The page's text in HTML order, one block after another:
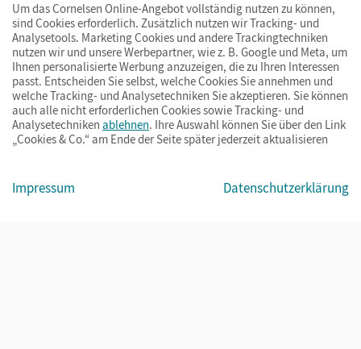
Ihre Vorteile bei uns
Zahlung und Versand
Um das Cornelsen Online-Angebot vollständig nutzen zu können,
sind Cookies erforderlich. Zusätzlich nutzen wir Tracking- und
Analysetools. Marketing Cookies und andere Trackingtechniken
nutzen wir und unsere Werbepartner, wie z. B. Google und Meta, um
Ihnen personalisierte Werbung anzuzeigen, die zu Ihren Interessen
passt. Entscheiden Sie selbst, welche Cookies Sie annehmen und
welche Tracking- und Analysetechniken Sie akzeptieren. Sie können
auch alle nicht erforderlichen Cookies sowie Tracking- und
Analysetechniken ablehnen. Ihre Auswahl können Sie über den Link
„Cookies & Co.“ am Ende der Seite später jederzeit aktualisieren
Impressum Datenschutzerklärung